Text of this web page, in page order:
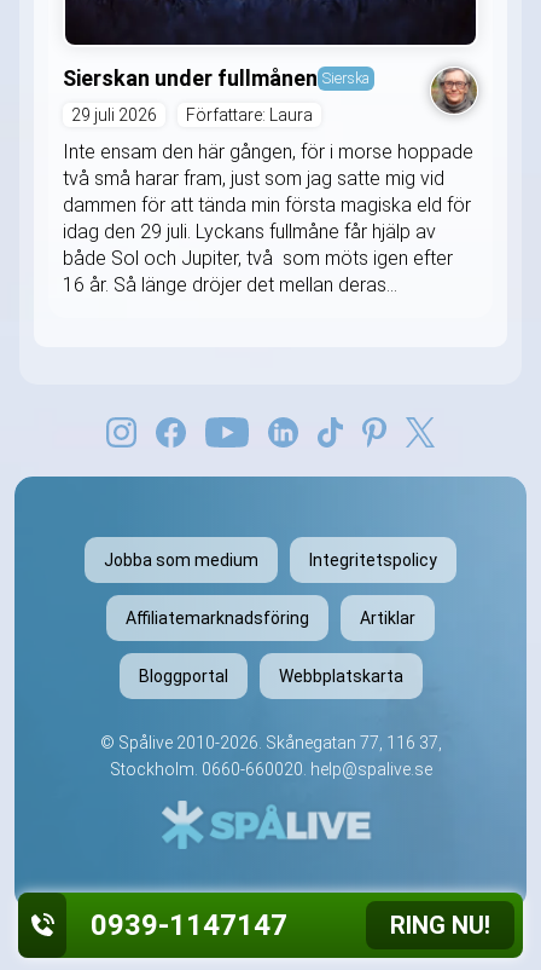
Sierskan under fullmånen Sierska
29 juli 2026 Författare: Laura
Inte ensam den här gången, för i morse hoppade
två små harar fram, just som jag satte mig vid
dammen för att tända min första magiska eld för
idag den 29 juli. Lyckans fullmåne får hjälp av
både Sol och Jupiter, två som möts igen efter
16 år. Så länge dröjer det mellan deras...
Jobba som medium Integritetspolicy
Affiliatemarknadsföring Artiklar
Bloggportal Webbplatskarta
© Spålive2010-2026. Skånegatan 77, 116 37,
Stockholm. 0660-660020. help@spalive.se
0939-1147147 RING NU!